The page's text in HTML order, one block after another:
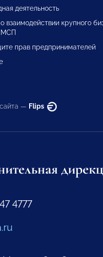
деятельность
взаимодействии крупного
МСП
прав предпринимателей
— Flips
4777